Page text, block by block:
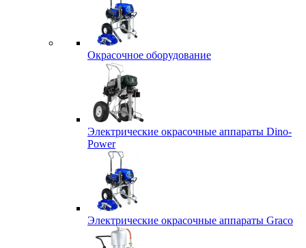
Окрасочное оборудование
Электрические окрасочные аппараты Dino-
Power
Электрические окрасочные аппараты Graco